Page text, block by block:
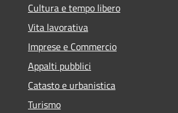
Cultura e tempo libero
Vita lavorativa
Imprese e Commercio
Appalti pubblici
Catasto e urbanistica
Turismo